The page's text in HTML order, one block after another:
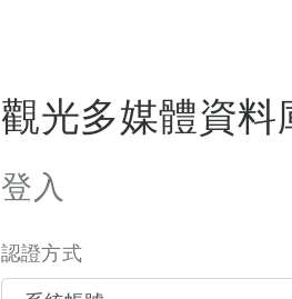
觀光多媒體資料
登入
認證方式